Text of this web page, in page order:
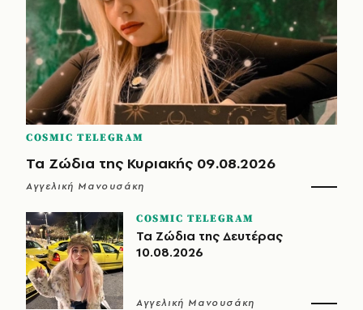
COSMIC TELEGRAM
Τα Ζώδια της Κυριακής 09.08.2026
Αγγελική Μανουσάκη
COSMIC TELEGRAM
Τα Ζώδια της Δευτέρας
10.08.2026
Αγγελική Μανουσάκη